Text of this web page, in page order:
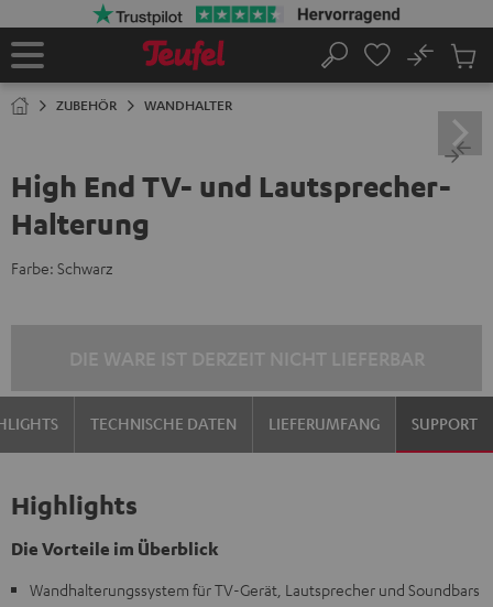
Startseite
Suche
No
ZUBEHÖR WANDHALTER
High End TV- und Lautsprecher-
Halterung
Farbe: Schwarz
TECHNISCHE DATEN LIEFERUMFANG SUPPORT
Highlights
Die Vorteile im Überblick
Wandhalterungssystem für TV-Gerät, Lautsprecher und Soundbars